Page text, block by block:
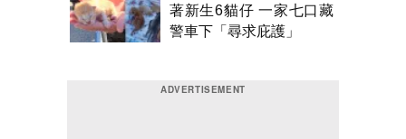
著新生6貓仔 一家七口藏
警車下「尋求庇護」